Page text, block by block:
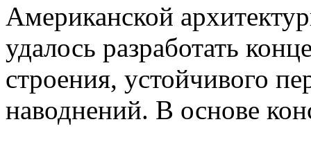
Американской
удалось разработать
строения, устойчивого
наводнений. В основе